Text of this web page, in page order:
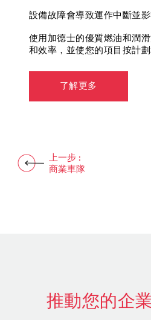
上一步 :
商業車隊
設備故障會導致運作中斷並
使用加德士的優質燃油和潤
和效率，並使您的項目按計劃
了解更多
腐蝕、機器故障和其他有害
使用我們特配的柴油和工業
並確保您的設備在極端條件下
了解更多
沉積物可能導致低效燃燒，
使用加德士特配 Techron D
帶來更佳的汽車性能。
推動您的企